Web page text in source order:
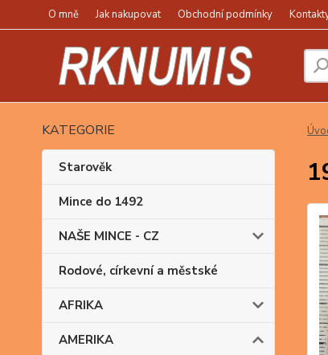
O mně Jak nakupovat Obchodní podmínky
KATEGORIE
Starověk
Mince do 1492
NAŠE MINCE - CZ
Rodové, církevní a městské
AFRIKA
AMERIKA